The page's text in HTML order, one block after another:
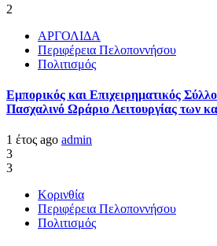
2
ΑΡΓΟΛΙΔΑ
Περιφέρεια Πελοποννήσου
Πολιτισμός
Εμπορικός και Επιχειρηματικός
Πασχαλινό Ωράριο Λειτουργίας των
1 έτος ago admin
3
3
Κορινθία
Περιφέρεια Πελοποννήσου
Πολιτισμός